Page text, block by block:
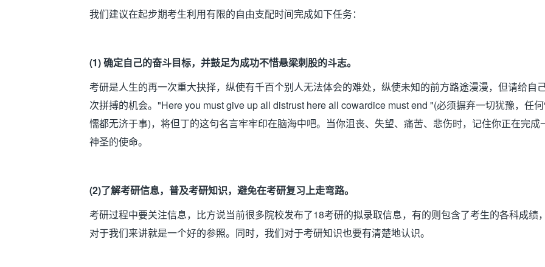
我们建议在起步期考生利用有限的自由支配时间完成如下任务：
(1)确定自己的奋斗目标，并鼓足为成功不惜悬梁刺股的斗志。
考研是人生的再一次重大抉择，纵使有千百个别人无法体会的难处，纵使未知的前方路途漫漫，但请给自
次拼搏的机会。 "Here you must give up all distrust here all cowardice must end "(必须摒弃一切犹豫，任
懦都无济于事)，将但丁的这句名言牢牢印在脑海中吧。当你沮丧、失望、痛苦、悲伤时，记住你正在完成
神圣的使命。
(2)了解考研信息，普及考研知识，避免在考研复习上走弯路。
考研过程中要关注信息，比方说当前很多院校发布了18考研的拟录取信息，有的则包含了考生的各科成绩
对于我们来讲就是一个好的参照。同时，我们对于考研知识也要有清楚地认识。